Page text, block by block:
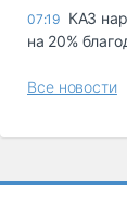
07:19 КАЗ
на 20%
Все новости